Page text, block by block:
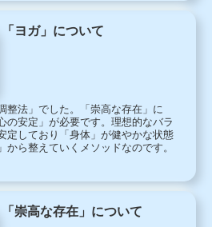
「ヨガ」について
整法」でした。「崇高な存在」に
の安定」が必要です。理想的なバラ
定しており「身体」が健やかな状態
から整えていくメソッドなのです。
「崇高な存在」について